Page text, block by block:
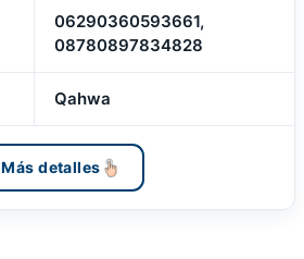
06290360593661,
08780897834828
Qahwa
Más detalles